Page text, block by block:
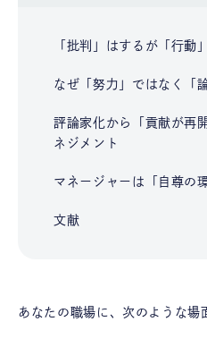
「批判」はするが「行動
なぜ「努力」ではなく「
評論家化から「貢献が再
ネジメント
マネージャーは「自尊の
文献
あなたの職場に、次のような場